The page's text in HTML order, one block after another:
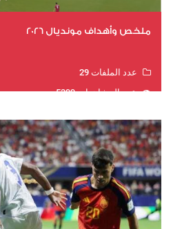
ملخص وأهداف مونديال 2026
عدد الملفات 29
عدد المشاهدات 5399